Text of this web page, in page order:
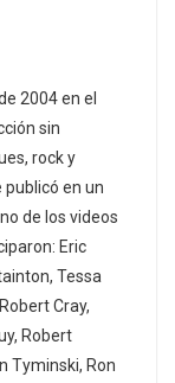
2004 en el
sin
rock y
en un
de los videos
Eric
Tessa
Cray,
Robert
Tyminski, Ron